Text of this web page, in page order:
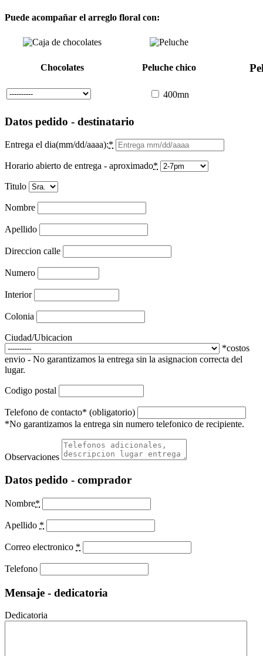
Puede acompañar el arreglo floral con:
Chocolates Peluche chico
400mn
Datos pedido - destinatario
Entrega el dia(mm/dd/aaaa):*
Horario abierto de entrega - aproximado*
Titulo
Nombre
Apellido
Direccion calle
Numero
Interior
Colonia
Ciudad/Ubicacion
*costos
envio - No garantizamos la entrega sin la asignacion correcta del
lugar.
Codigo postal
Telefono de contacto* (obligatorio)
*No garantizamos la entrega sin numero telefonico de recipiente.
Observaciones
Datos pedido - comprador
Nombre*
Apellido *
Correo electronico *
Telefono
Mensaje - dedicatoria
Dedicatoria